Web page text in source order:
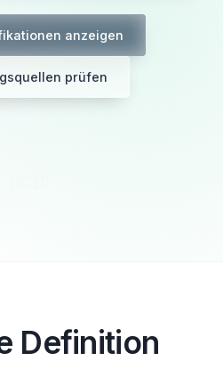
anzeigen
prüfen
Definition